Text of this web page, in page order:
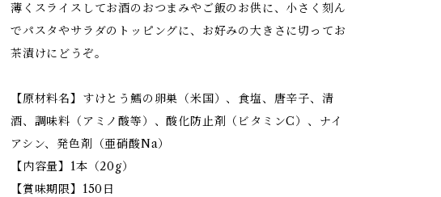
薄くスライスしてお酒のおつまみやご飯のお供に、小さく刻ん
でパスタやサラダのトッピングに、お好みの大きさに切ってお
茶漬けにどうぞ。
【原材料名】すけとう鱈の卵巣（米国）、食塩、唐辛子、清
酒、調味料（アミノ酸等）、酸化防止剤（ビタミンC）、ナイ
アシン、発色剤（亜硝酸Na）
【内容量】1本（20g）
【賞味期限】150日